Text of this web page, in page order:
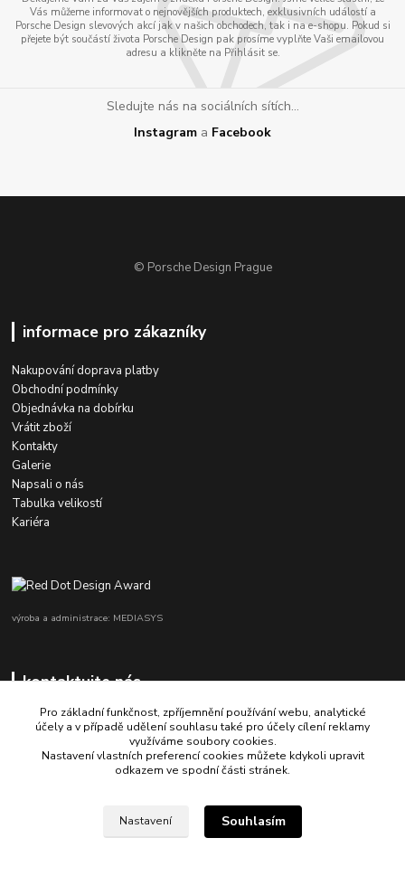
Vás můžeme informovat o nejnovějších produktech, exklusivních událostí a
Porsche Design slevových akcí jak v našich obchodech, tak i na e-shopu. Pokud si
přejete být součástí života Porsche Design pak prosíme vyplňte Vaši emailovou
adresu a klikněte na Přihlásit se.
Sledujte nás na sociálních sítích...
Instagram a Facebook
© Porsche Design Prague
informace pro zákazníky
Nakupování doprava platby
Obchodní podmínky
Objednávka na dobírku
Vrátit zboží
Kontakty
Galerie
Napsali o nás
Tabulka velikostí
Kariéra
výroba a administrace: MEDIASYS
kontaktujte nás
+420 725 347 646
Pro základní funkčnost, zpříjemnění používání webu, analytické
účely a v případě udělení souhlasu také pro účely cílení reklamy
využíváme soubory cookies.
Nastavení vlastních preferencí cookies můžete kdykoli upravit
odkazem ve spodní části stránek.
Nastavení Souhlasím